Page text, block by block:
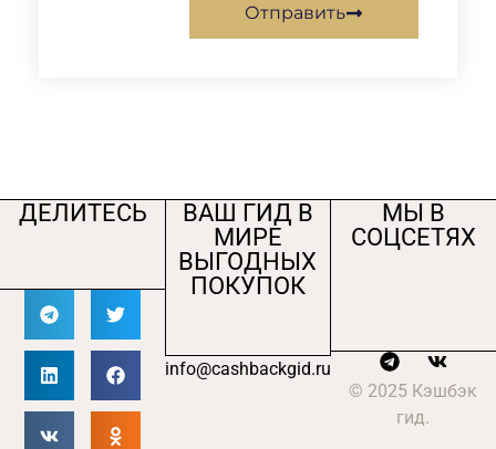
Отправить
ДЕЛИТЕСЬ
ВАШ ГИД В
МИРЕ
ВЫГОДНЫХ
ПОКУПОК
info@cashbackgid.ru
МЫ В
СОЦСЕТЯХ
© 2025 Кэшбэк
гид.